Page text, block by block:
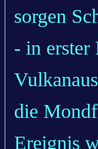
sorgen
- in erster
die
Ereignis